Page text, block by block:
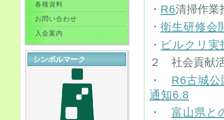
各種資料
お問い合わせ
入会案内
シンボルマーク
・ R6清掃作業
・ 衛生研修会
・ ビルクリ実
２ 社会貢献
・ R6古城
通知6.8
・ 富山県と